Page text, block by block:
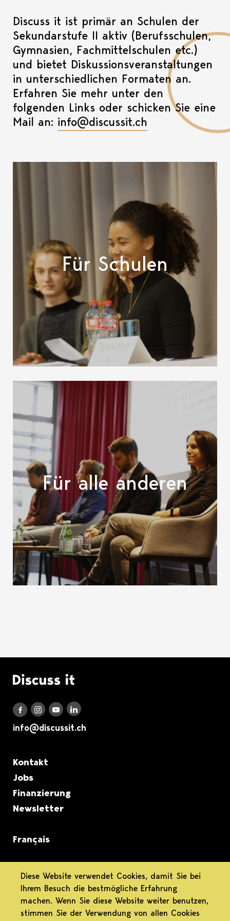
Discuss it ist primär an Schulen der
Sekundarstufe II aktiv (Berufsschulen,
Gymnasien, Fachmittelschulen etc.)
und bietet Diskussionsveranstaltungen
in unterschiedlichen Formaten an.
Erfahren Sie mehr unter den
folgenden Links oder schicken Sie eine
Mail an: info@discussit.ch
Für Schulen
Für alle anderen
Logo Discuss it
Discuss it auf Facebook
Discuss it auf Instagram
Discuss it auf Youtube
Discuss it auf LinkedIn
info@discussit.ch
Metanavigation
Kontakt
Jobs
Finanzierung
Newsletter
Français
informiert.
differenziert.
Diese Website verwendet Cookies, damit Sie bei
Ihrem Besuch die bestmögliche Erfahrung
machen. Wenn Sie diese Website weiter benutzen,
stimmen Sie der Verwendung von allen Cookies